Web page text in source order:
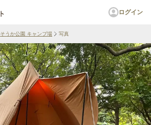
ログイン
そうか公園 キャンプ場 写真